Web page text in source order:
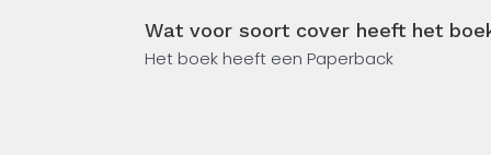
en de keuken. Je verkent de
En je krijgt een eerlijk beeld van het
Wat voor soort cover heeft het
Het boek heeft een Paperback